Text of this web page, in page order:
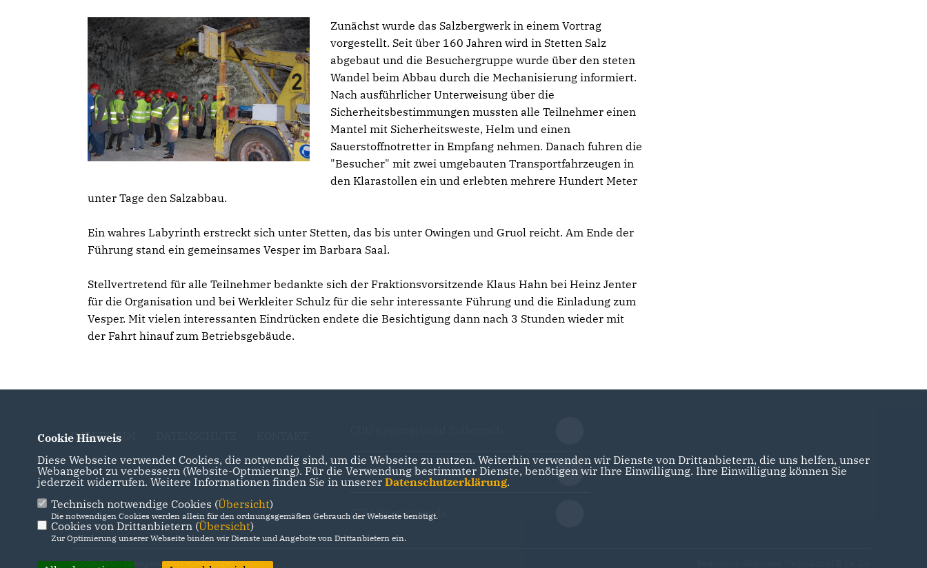
Zunächst wurde das Salzbergwerk in einem Vortrag
vorgestellt. Seit über 160 Jahren wird in Stetten Salz
abgebaut und die Besuchergruppe wurde über den steten
Wandel beim Abbau durch die Mechanisierung informiert.
Nach ausführlicher Unterweisung über die
Sicherheitsbestimmungen mussten alle Teilnehmer einen
Mantel mit Sicherheitsweste, Helm und einen
Sauerstoffnotretter in Empfang nehmen. Danach fuhren die
"Besucher" mit zwei umgebauten Transportfahrzeugen in
den Klarastollen ein und erlebten mehrere Hundert Meter
unter Tage den Salzabbau.
Ein wahres Labyrinth erstreckt sich unter Stetten, das bis unter Owingen und Gruol reicht. Am Ende der
Führung stand ein gemeinsames Vesper im Barbara Saal.
Stellvertretend für alle Teilnehmer bedankte sich der Fraktionsvorsitzende Klaus Hahn bei Heinz Jenter
für die Organisation und bei Werkleiter Schulz für die sehr interessante Führung und die Einladung zum
Vesper. Mit vielen interessanten Eindrücken endete die Besichtigung dann nach 3 Stunden wieder mit
der Fahrt hinauf zum Betriebsgebäude.
IMPRESSUM
CDU Baden-Württemberg
CDU Deutschlands
@2026 CDU - Kreisgeschäftsstelle Balingen
Cookie Hinweis
Diese Webseite verwendet Cookies, die notwendig sind, um die Webseite zu nutzen. Weiterhin verwenden wir Dienste von Drittanbietern, die uns helfen, unser
Webangebot zu verbessern (Website-Optmierung). Für die Verwendung bestimmter Dienste, benötigen wir Ihre Einwilligung. Ihre Einwilligung können Sie
jederzeit widerrufen. Weitere Informationen finden Sie in unserer Datenschutzerklärung.
Technisch notwendige Cookies (Übersicht)
Die notwendigen Cookies werden allein für den ordnungsgemäßen Gebrauch der Webseite benötigt.
Cookies von Drittanbietern (Übersicht)
Zur Optimierung unserer Webseite binden wir Dienste und Angebote von Drittanbietern ein.